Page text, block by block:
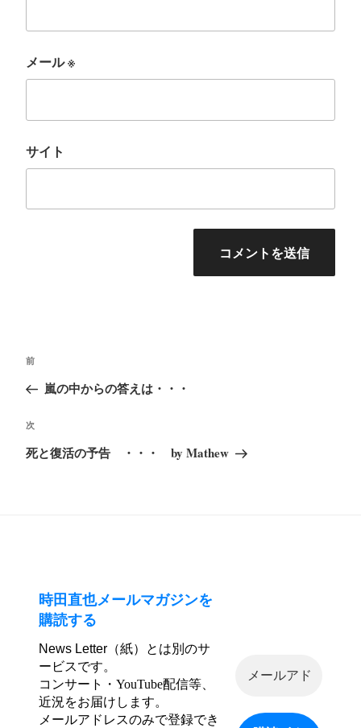
メール※
サイト
投
ナ
ビ
ゲ
ー
前
の
稿
前
嵐の中からの答えは・・・
次
の
次
死と復活の予告 ・・・ by Mathew
時田直也メールマガジンを
購読する
News Letter（紙）とは別のサ
ービスです。
コンサート・YouTube配信等、
近況をお届けします。
メールアドレスのみで登録でき